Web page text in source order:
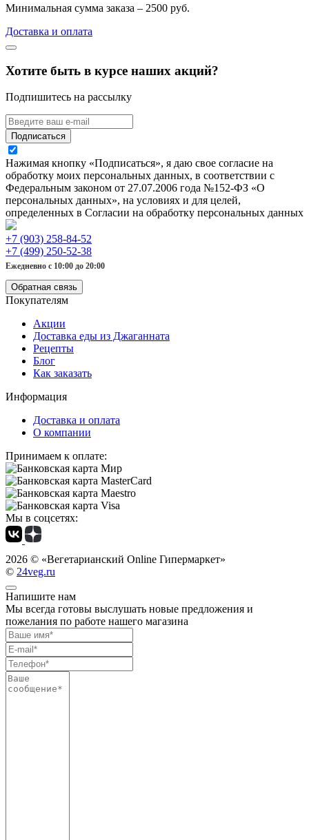
Минимальная сумма заказа – 2500 руб.
Доставка и оплата
Хотите быть в курсе наших акций?
Подпишитесь на рассылку
Подписаться
Нажимая кнопку «Подписаться», я даю свое согласие на
обработку моих персональных данных, в соответствии с
Федеральным законом от 27.07.2006 года №152-ФЗ «О
персональных данных», на условиях и для целей,
определенных в Согласии на обработку персональных данных
+7 (903) 258-84-52
+7 (499) 250-52-38
Ежедневно с 10:00 до 20:00
Обратная связь
Покупателям
Акции
Доставка еды из Джаганната
Рецепты
Блог
Как заказать
Информация
Доставка и оплата
О компании
Принимаем к оплате:
Мы в соцсетях:
2026 © «Вегетарианский Online Гипермаркет»
© 24veg.ru
Напишите нам
Мы всегда готовы выслушать новые предложения и
пожелания по работе нашего магазина